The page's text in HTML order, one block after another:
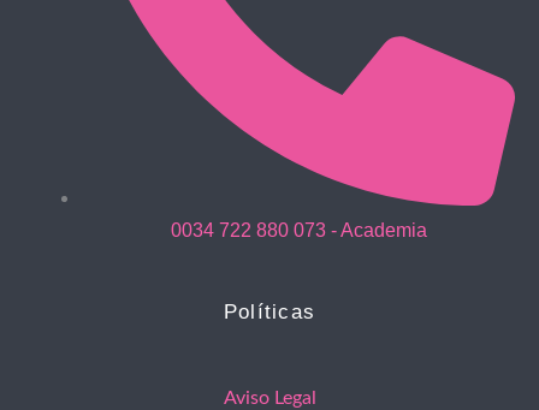
0034 722 880 073 - Academia
Políticas
Aviso Legal